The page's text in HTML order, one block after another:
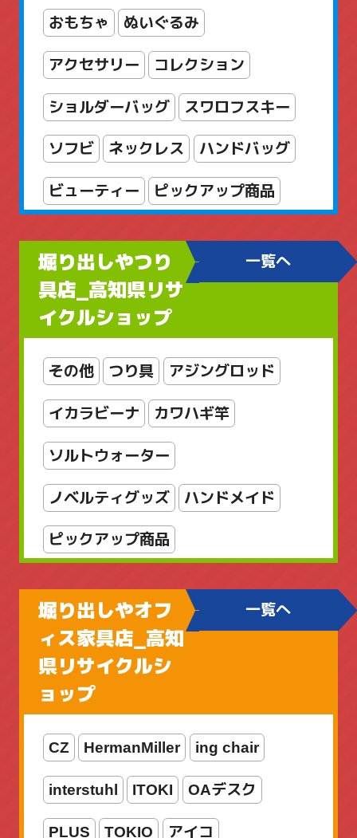
おもちゃ ぬいぐるみ
アクセサリー コレクション
ショルダーバッグ スワロフスキー
ソフビ ネックレス ハンドバッグ
ビューティー ピックアップ商品
ブローチ ヘルスケア
レディースアクセサリー
レディースバッグ 京商 工芸品
店舗販売品 指輪・リング
新着商品 新着商品
美術品 輪島塗 金属工芸 銅製
雑貨 骨董品 骨董品_日本の陶磁
堀り出しやつり
具店_高知県リサ
イクルショップ
一覧へ
その他 つり具 アジングロッド
イカラビーナ カワハギ竿
ソルトウォーター
ノベルティグッズ ハンドメイド
ピックアップ商品
ブラックバス用
ボートアジングロッド
ライトゲームロッド ライン
リール ルアー ロッド
堀り出しやオフ
ィス家具店_高知
県リサイクルシ
ョップ
一覧へ
CZ HermanMiller ing chair
interstuhl ITOKI OAデスク
PLUS TOKIO アイコ